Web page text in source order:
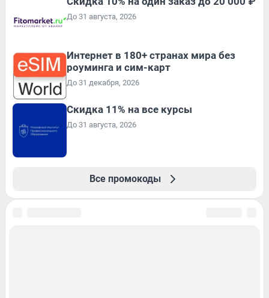
До 31 августа, 2026
Интернет в 180+ странах мира без
роуминга и сим-карт
До 31 декабря, 2026
Скидка 11% на все курсы
До 31 августа, 2026
Все промокоды